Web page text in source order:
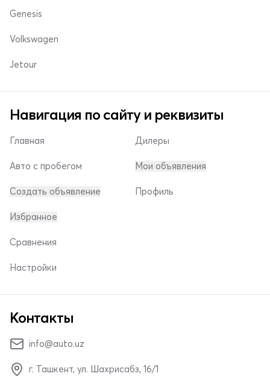
Genesis
Volkswagen
Jetour
Навигация по сайту и реквизиты
Главная
Авто с пробегом
Создать объявление
Дилеры
Мои объявления
Профиль
Избранное
Сравнения
Настройки
Контакты
info@auto.uz
г. Ташкент, ул. Шахрисабз, 16/1